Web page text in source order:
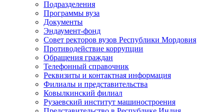
Подразделения
Программы вуза
Документы
Эндаумент-фонд
Совет ректоров вузов Республики Мордовия
Противодействие коррупции
Обращения граждан
Телефонный справочник
Реквизиты и контактная информация
Филиалы и представительства
Ковылкинский филиал
Рузаевский институт машиностроения